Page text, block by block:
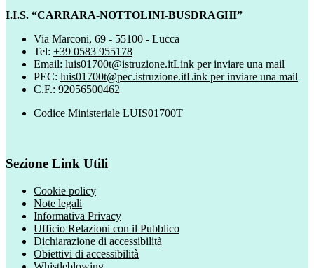
I.I.S. “CARRARA-NOTTOLINI-BUSDRAGHI”
Via Marconi, 69 - 55100 - Lucca
Tel: +39 0583 955178
Email: luis01700t@istruzione.itLink per inviare una mail
PEC: luis01700t@pec.istruzione.itLink per inviare una mail
C.F.: 92056500462
Codice Ministeriale LUIS01700T
Sezione Link Utili
Cookie policy
Note legali
Informativa Privacy
Ufficio Relazioni con il Pubblico
Dichiarazione di accessibilità
Obiettivi di accessibilità